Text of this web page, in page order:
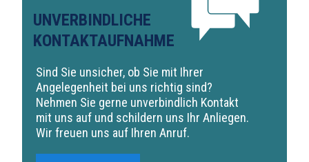
UNVERBINDLICHE
KONTAKTAUFNAHME
Sind Sie unsicher, ob Sie mit Ihrer
Angelegenheit bei uns richtig sind?
Nehmen Sie gerne unverbindlich Kontakt
mit uns auf und schildern uns Ihr Anliegen.
Wir freuen uns auf Ihren Anruf.